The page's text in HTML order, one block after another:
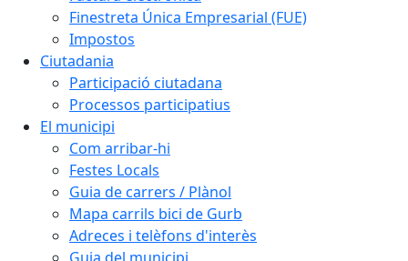
Finestreta Única Empresarial (FUE)
Impostos
Ciutadania
Participació ciutadana
Processos participatius
El municipi
Com arribar-hi
Festes Locals
Guia de carrers / Plànol
Mapa carrils bici de Gurb
Adreces i telèfons d'interès